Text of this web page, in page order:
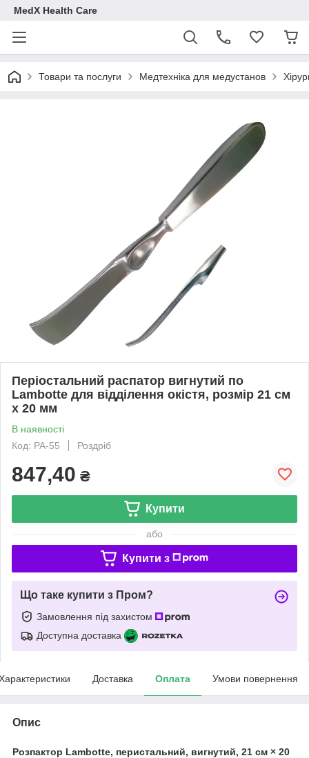
MedX Health Care
Товари та послуги Медтехніка для медустанов
Періостальний распатор вигнутий по
Lambotte для відділення окістя, розмір 21 см
х 20 мм
В наявності
Код: РА-55
Роздріб
847,40 ₴
Купити
або
Купити з
Що таке купити з Пром?
Замовлення під захистом
Доступна доставка
Доставка Оплата Умови повернення
Опис
Розпактор Lambotte, перистальний, вигнутий, 21 см × 20